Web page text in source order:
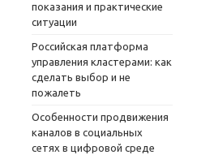
показания и практические
ситуации
Российская платформа
управления кластерами: как
сделать выбор и не
пожалеть
Особенности продвижения
каналов в социальных
сетях в цифровой среде